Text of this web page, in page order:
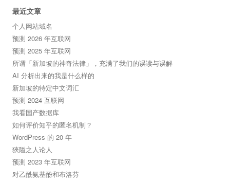
最近文章
个人网站域名
预测 2026 年互联网
预测 2025 年互联网
所谓「新加坡的神奇法律」，充满了我们的误读与误解
AI 分析出来的我是什么样的
新加坡的特定中文词汇
预测 2024 互联网
我看国产数据库
如何评价知乎的匿名机制？
WordPress 的 20 年
狹隘之人论人
预测 2023 年互联网
对乙酰氨基酚和布洛芬